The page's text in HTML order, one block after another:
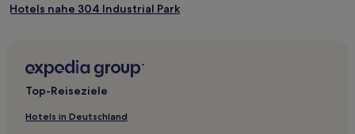
Hotels nahe 304 Industrial Park
Ban Khok Sung Hotels
Top-Reiseziele
Hotels in Deutschland